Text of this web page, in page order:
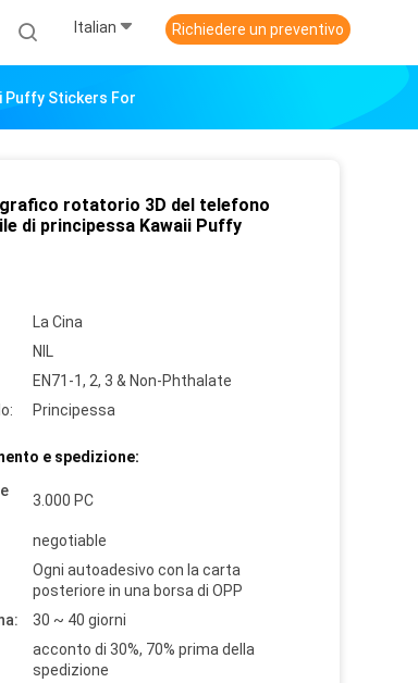
Italian Richiedere un preventivo
Puffy Stickers For
rotatorio 3D del telefono
di principessa Kawaii Puffy
La Cina
NIL
EN71-1, 2, 3 & Non-Phthalate
Principessa
e spedizione:
3.000 PC
negotiable
Ogni autoadesivo con la carta
posteriore in una borsa di OPP
30 ~ 40 giorni
acconto di 30%, 70% prima della
spedizione